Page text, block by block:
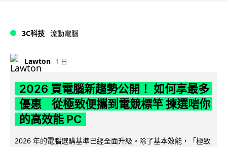
3C科技 流動電腦
Lawton 1 日
2026 買電腦新趨勢公開！ 如何享最多
優惠 從極致便攜到電競標竿 揀選啱你
的高效能 PC
2026 年的電腦選購基準已經全面升級。除了基本效能，「極致